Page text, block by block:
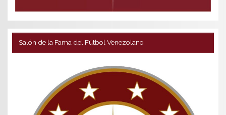
Salón de la Fama del Fútbol Venezolano